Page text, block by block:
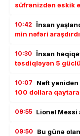
süfrənizdən əskik
10:42 İnsan
min nəfəri araşdırdı
10:30 İnsan
təsdiqləyən 5
10:07 Neft yenidən
100 dollara qaytara
09:55 Lionel Messi
09:50 Bu günə